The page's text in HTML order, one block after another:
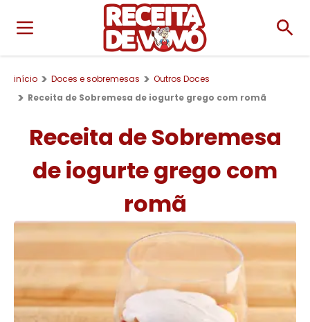
início Doces e sobremesas
Outros Doces
Receita de Sobremesa de iogurte grego com romã
Receita de Sobremesa
de iogurte grego com
romã